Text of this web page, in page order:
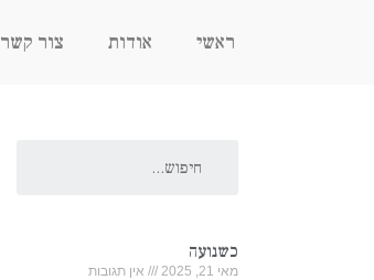
ראשי אודות צור קשר
כשנועה
מאי 21, 2025 אין תגובות